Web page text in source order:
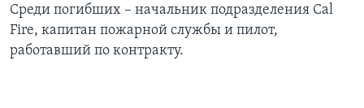
Среди погибших – начальник подразделения Cal
Fire, капитан пожарной службы и пилот,
работавший по контракту.